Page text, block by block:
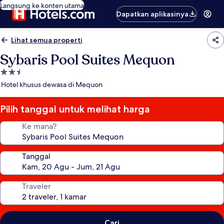
Langsung ke konten utama
Dapatkan aplikasinya
Lihat semua properti
Sybaris Pool Suites Mequon
Properti
bintang
Hotel khusus dewasa di Mequon
Pilih tanggal untuk melihat harga
Ke mana?
Tanggal
Traveler